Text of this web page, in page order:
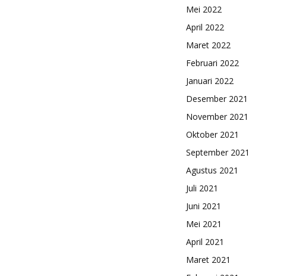
Mei 2022
April 2022
Maret 2022
Februari 2022
Januari 2022
Desember 2021
November 2021
Oktober 2021
September 2021
Agustus 2021
Juli 2021
Juni 2021
Mei 2021
April 2021
Maret 2021